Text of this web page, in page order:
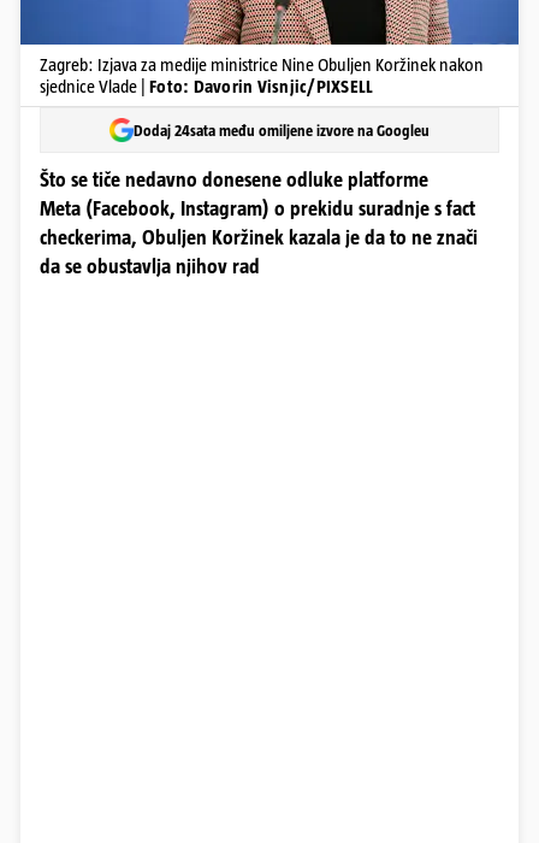
Zagreb: Izjava za medije ministrice Nine Obuljen Koržinek nakon
sjednice Vlade | Foto: Davorin Visnjic/PIXSELL
Dodaj 24sata među omiljene izvore na Googleu
Što se tiče nedavno donesene odluke platforme
Meta (Facebook, Instagram) o prekidu suradnje s fact
checkerima, Obuljen Koržinek kazala je da to ne znači
da se obustavlja njihov rad